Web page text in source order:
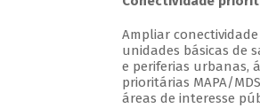
Ampliar conectividade
unidades básicas de
e periferias urbanas,
prioritárias MAPA/
áreas de interesse